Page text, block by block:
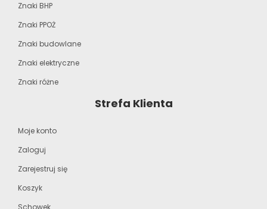
Znaki BHP
Znaki PPOŻ
Znaki budowlane
Znaki elektryczne
Znaki różne
Strefa Klienta
Moje konto
Zaloguj
Zarejestruj się
Koszyk